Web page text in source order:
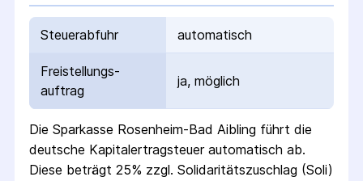
Steuerabfuhr automatisch
Freistellungs­
auftrag
ja, möglich
Die Sparkasse Rosenheim-Bad Aibling führt die
deutsche Kapital­ertrag­steuer automatisch ab.
Diese beträgt 25% zzgl. Solidaritäts­zuschlag (Soli)